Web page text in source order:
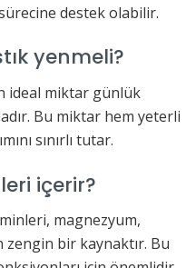
destek olabilir.
yenmeli?
ideal miktar günlük
Bu miktar hem yeterli
sınırlı tutar.
içerir?
magnezyum,
zengin bir kaynaktır. Bu